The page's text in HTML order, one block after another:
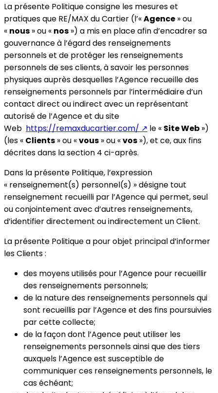
La présente Politique consigne les mesures et
pratiques que RE/MAX du Cartier (l’«Agence » ou
« nous » ou « nos ») a mis en place afin d’encadrer sa
gouvernance à l’égard des renseignements
personnels et de protéger les renseignements
personnels de ses clients, à savoir les personnes
physiques auprès desquelles l’Agence recueille des
renseignements personnels par l’intermédiaire d’un
contact direct ou indirect avec un représentant
autorisé de l’Agence et du site
Web https://remaxducartier.com/ ↗ le « Site Web »)
(les « Clients » ou «vous » ou «vos »), et ce, aux fins
décrites dans la section 4 ci-après.
Dans la présente Politique, l’expression
« renseignement(s) personnel(s) » désigne tout
renseignement recueilli par l’Agence qui permet, seul
ou conjointement avec d’autres renseignements,
d’identifier directement ou indirectement un Client.
La présente Politique a pour objet principal d’informer
les Clients :
des moyens utilisés pour l’Agence pour recueillir
des renseignements personnels;
de la nature des renseignements personnels qui
sont recueillis par l’Agence et des fins poursuivies
par cette collecte;
de la façon dont l’Agence peut utiliser les
renseignements personnels ainsi que des tiers
auxquels l’Agence est susceptible de
communiquer ces renseignements personnels, le
cas échéant;